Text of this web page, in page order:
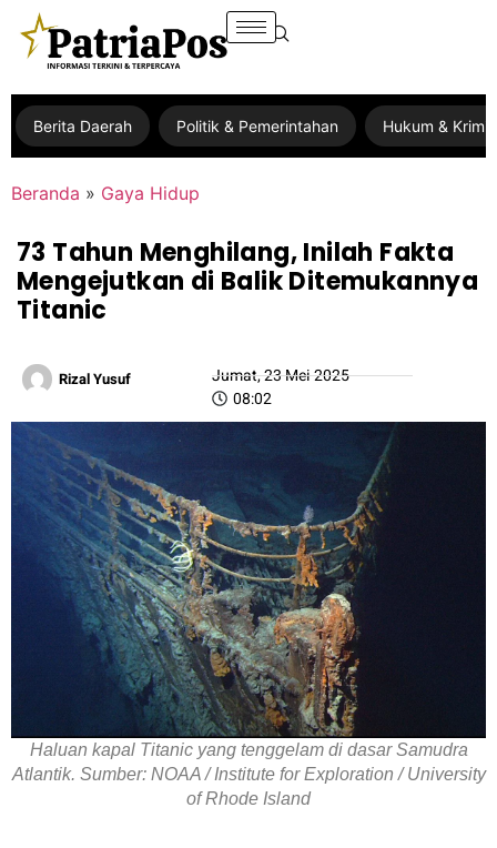
Berita Daerah Politik & Pemerintahan Hukum &
Beranda » Gaya Hidup
73 Tahun Menghilang, Inilah Fakta
Mengejutkan di Balik Ditemukannya
Titanic
Rizal Yusuf
Jumat, 23 Mei 2025
08:02
Haluan kapal Titanic yang tenggelam di dasar Samudra
Atlantik. Sumber: NOAA / Institute for Exploration / University
of Rhode Island